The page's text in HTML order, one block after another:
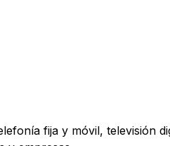
fija y móvil,